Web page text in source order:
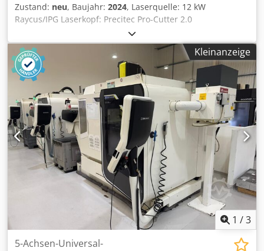
Zustand: neu, Baujahr: 2024, Laserquelle: 12 kW
Raycus/IPG Laserkopf: Precitec Pro-Cutter 2.0
Kontrollsystem: FSCUT 8000 Effektiver Arbeitsbereich:
1520x3050 mm Max. Positioniergeschwindigkeit: 120
m/min Max. Beschleunigung: 1,5 m/s²
Positioniergenauigkeit: 0,02 mm/m
Wiederholungsgenauigkiet: 0,03 mm/m Max.
Tischbeladung: 1500 kg Cjdpfxoi Ar Rue Antjrf
Kleinanzeige
1 /3
5-Achsen-Universal-